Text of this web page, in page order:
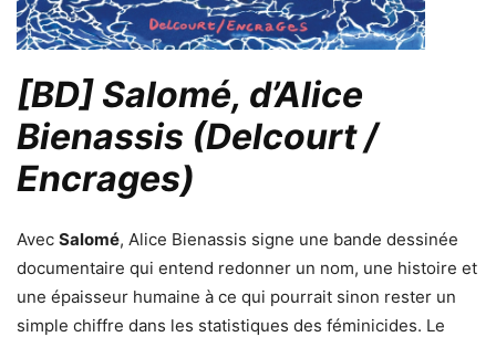
[BD] Salomé, d’Alice
Bienassis (Delcourt /
Encrages)
Avec Salomé, Alice Bienassis signe une bande dessinée
documentaire qui entend redonner un nom, une histoire et
une épaisseur humaine à ce qui pourrait sinon rester un
simple chiffre dans les statistiques des féminicides. Le